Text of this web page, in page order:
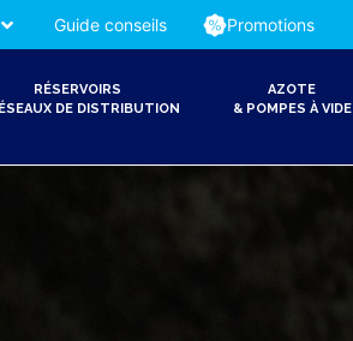
Guide conseils Promotions
RÉSERVOIRS
DE DISTRIBUTION
AZOTE
& POMPES À VIDE